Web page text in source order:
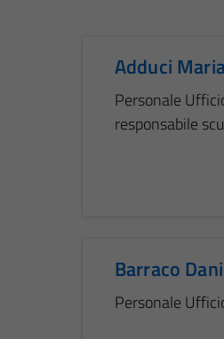
Adduci
Personale
responsabile
Barraco
Personale